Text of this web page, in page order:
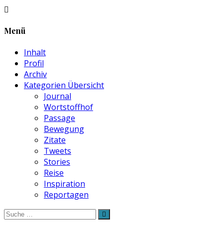
Menü
Inhalt
Profil
Archiv
Kategorien Übersicht
Journal
Wortstoffhof
Passage
Bewegung
Zitate
Tweets
Stories
Reise
Inspiration
Reportagen
Suche
nach: